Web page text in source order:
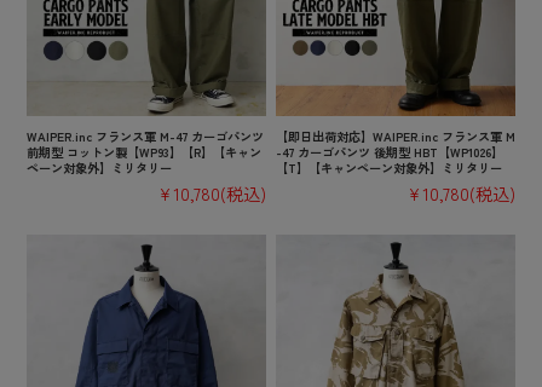
WAIPER.inc フランス軍 M-47 カーゴパンツ
前期型 コットン製【WP93】【R】【キャン
ペーン対象外】ミリタリー
¥10,780(税込)
【即日出荷対応】WAIPER.inc フランス軍 M
-47 カーゴパンツ 後期型 HBT【WP1026】
【T】【キャンペーン対象外】ミリタリー
¥10,780(税込)